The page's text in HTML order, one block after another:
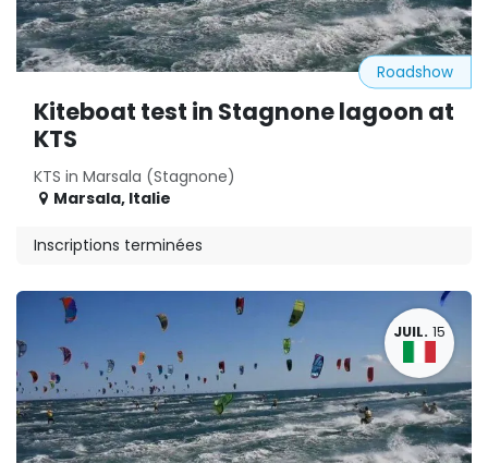
Kiteboat test in Stagnone lagoon at
KTS
KTS in Marsala (Stagnone)
Roadshow
Marsala, Italie
Inscriptions terminées
JUIL. 15